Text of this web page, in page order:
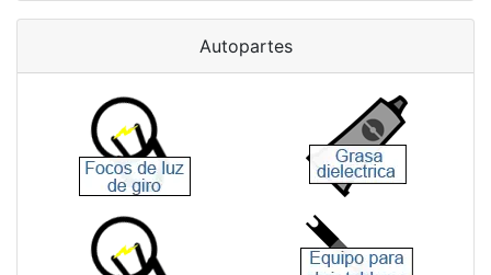
Autopartes